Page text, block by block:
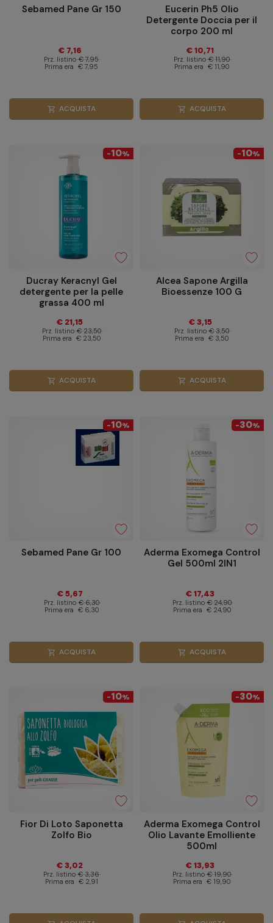
Sebamed Pane Gr 150
€ 7,16
Prz. listino € 7,95
Prima era € 7,95
shopping_cart ACQUISTA
Eucerin Ph5 Olio
Detergente Doccia per il
corpo 200 ml
€ 10,71
Prz. listino € 11,90
Prima era € 11,90
shopping_cart ACQUISTA
-10%
Ducray Keracnyl Gel
detergente per la pelle
grassa 400 ml
€ 21,15
Prz. listino € 23,50
Prima era € 23,50
shopping_cart ACQUISTA
-10%
Alcea Sapone Argilla
Bioessenze 100 G
€ 3,15
Prz. listino € 3,50
Prima era € 3,50
shopping_cart ACQUISTA
-10%
Sebamed Pane Gr 100
€ 5,67
Prz. listino € 6,30
Prima era € 6,30
shopping_cart ACQUISTA
-30%
Aderma Exomega Control
Gel 500ml 2IN1
€ 17,43
Prz. listino € 24,90
Prima era € 24,90
shopping_cart ACQUISTA
-10%
Fior Di Loto Saponetta
Zolfo Bio
€ 3,02
Prz. listino € 3,36
Prima era € 2,91
-30%
Aderma Exomega Control
Olio Lavante Emolliente
500ml
€ 13,93
Prz. listino € 19,90
Prima era € 19,90